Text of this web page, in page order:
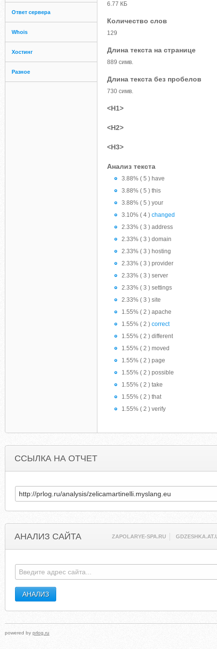
Ответ сервера
Whois
Хостинг
Разное
6.77 КБ
Количество слов
129
Длина текста на странице
889 симв.
Длина текста без пробелов
730 симв.
<H1>
<H2>
<H3>
Анализ текста
3.88% ( 5 ) have
3.88% ( 5 ) this
3.88% ( 5 ) your
3.10% ( 4 ) changed
2.33% ( 3 ) address
2.33% ( 3 ) domain
2.33% ( 3 ) hosting
2.33% ( 3 ) provider
2.33% ( 3 ) server
2.33% ( 3 ) settings
2.33% ( 3 ) site
1.55% ( 2 ) apache
1.55% ( 2 ) correct
1.55% ( 2 ) different
1.55% ( 2 ) moved
1.55% ( 2 ) page
1.55% ( 2 ) possible
1.55% ( 2 ) take
1.55% ( 2 ) that
1.55% ( 2 ) verify
ССЫЛКА НА ОТЧЕТ
АНАЛИЗ САЙТА ZAPOLARYE-SPA.RU
powered by prlog.ru